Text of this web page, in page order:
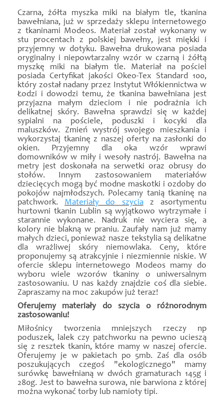
Czarna, żółta myszka miki na białym tle, tkanina
bawełniana, już w sprzedaży sklepu internetowego
z tkaninami Modeos. Materiał został wykonany w
stu procentach z polskiej bawełny, jest miękki i
przyjemny w dotyku. Bawełna drukowana posiada
oryginalny i niepowtarzalny wzór w czarną i żółtą
myszkę miki na białym tle. Materiał na pościel
posiada Certyfikat jakości Okeo-Tex Standard 100,
który został nadany przez Instytut Włókiennictwa w
Łodzi i dowodzi temu, że tkanina bawełniana jest
przyjazna małym dzieciom i nie podrażnia ich
delikatnej skóry. Bawełna sprawdzi się w każdej
sypialni na pościele, poduszki i kocyki dla
maluszków. Zmień wystrój swojego mieszkania i
wykorzystaj tkaninę z naszej oferty na zasłonki do
okien. Przyjemny dla oka wzór wprawi
domowników w miły i wesoły nastrój. Bawełna na
metry jest doskonała na serwetki oraz obrusy do
stołów. Innym zastosowaniem materiałów
dziecięcych mogą być modne maskotki i ozdoby do
pokojów najmłodszych. Polecamy tanią tkaninę na
patchwork. Materiały do szyciaz asortymentu
hurtowni tkanin Lublin są wyjątkowo wytrzymałe i
starannie wykonane. Nadruk nie wyciera się, a
kolory nie blakną w praniu. Zaufały nam już mamy
małych dzieci, ponieważ nasze tekstylia są delikatne
dla wrażliwej skóry niemowlaka. Ceny, które
proponujemy są atrakcyjnie i niezmiennie niskie. W
ofercie sklepu internetowego Modeos mamy do
wyboru wiele wzorów tkaniny o uniwersalnym
zastosowaniu. U nas każdy znajdzie coś dla siebie.
Zapraszamy na moc zakupów już teraz!
Oferujemy materiały do szycia o różnorodnym
zastosowaniu!
Miłośnicy tworzenia mniejszych rzeczy np
poduszek, lalek czy patchworku na pewno ucieszą
się z resztek tkanin, które mamy w naszej ofercie.
Oferujemy je w pakietach po 5mb. Zaś dla osób
poszukujących czegoś "ekologicznego" mamy
surówkę bawełnianą w dwóch gramaturach 145g i
280g. Jest to bawełna surowa, nie barwiona z której
można wykonać torby lub namioty tipi.